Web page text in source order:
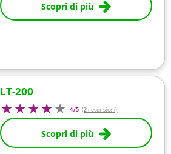
Scopri di più
LT-200
4/5 (2 recensioni)
Scopri di più